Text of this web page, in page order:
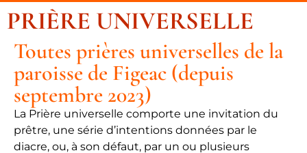
PRIÈRE UNIVERSELLE
Toutes prières universelles de la
paroisse de Figeac (depuis
septembre 2023)
La Prière universelle comporte une invitation du
prêtre, une série d’intentions données par le
diacre, ou, à son défaut, par un ou plusieurs